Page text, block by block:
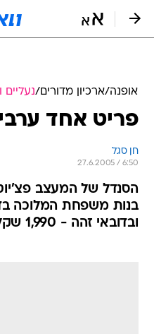
אופנה/ארכיון מדורים/נעליים
פריט אחד
חן סגל
27.6.2005 / 6:50
הסנדל של המעצב
בנות משפחת המלוכה
ובדובאי זהה - 1,990 שקל